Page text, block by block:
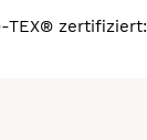
TEX® zertifiziert: